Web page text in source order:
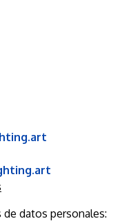
datos personales: